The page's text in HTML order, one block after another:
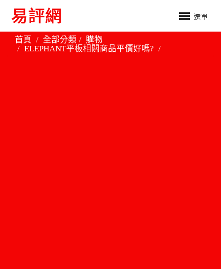
選單
首頁 全部分類
購物
ELEPHANT平板相關商品平價好嗎?